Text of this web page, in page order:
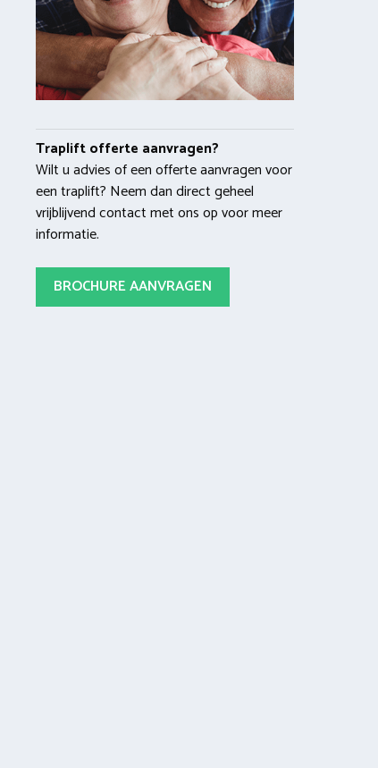
Traplift offerte aanvragen?
Wilt u advies of een offerte aanvragen voor
een traplift? Neem dan direct geheel
vrijblijvend contact met ons op voor meer
informatie.
BROCHURE AANVRAGEN